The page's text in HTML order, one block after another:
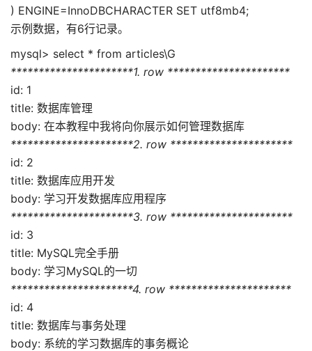
) ENGINE=InnoDBCHARACTER SET utf8mb4;
示例数据，有6行记录。
mysql> select * from articles\G
**********************1. row **********************
id: 1
title: 数据库管理
body: 在本教程中我将向你展示如何管理数据库
**********************2. row **********************
id: 2
title: 数据库应用开发
body: 学习开发数据库应用程序
**********************3. row **********************
id: 3
title: MySQL完全手册
body: 学习MySQL的一切
**********************4. row **********************
id: 4
title: 数据库与事务处理
body: 系统的学习数据库的事务概论